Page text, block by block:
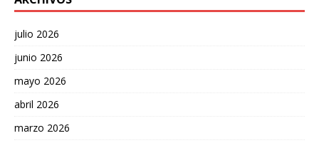
julio 2026
junio 2026
mayo 2026
abril 2026
marzo 2026